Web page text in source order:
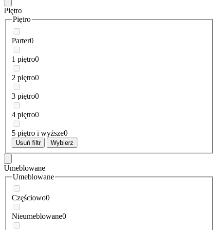
Piętro
Piętro
Parter0
1 piętro0
2 piętro0
3 piętro0
4 piętro0
5 piętro i wyższe0
Usuń filtr Wybierz
Umeblowane
Umeblowane
Częściowo0
Nieumeblowane0